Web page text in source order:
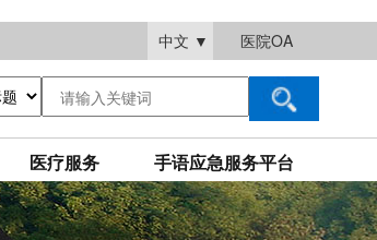
中文 ▼ 医院OA
医疗服务 手语应急服务平台